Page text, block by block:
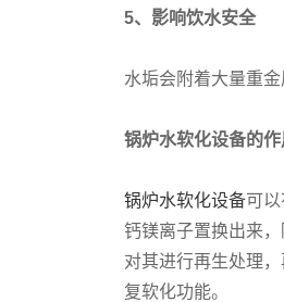
5、影响饮水安全
水垢会附着大量重
锅炉水软化设备的作
锅炉水软化设备可以
钙镁离子置换出来
对其进行再生处理
复软化功能。